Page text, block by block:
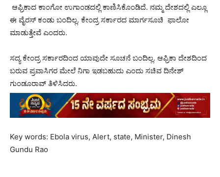
ಆಫ್ರಿಕಾದ ಕಾಂಗೋ ಉಗಾಂಡದಲ್ಲಿ ಕಾಣಿಸಿಕೊಂಡಿದೆ. ನಮ್ಮ ದೇಶದಲ್ಲಿ ಎಲ್ಲೂ
ಈ ವೈರಸ್ ಕಂಡು ಬಂದಿಲ್ಲ. ಕೇಂದ್ರ ಸರ್ಕಾರದ ಮಾರ್ಗಸೂಚಿ ಫಾಲೋ
ಮಾಡುತ್ತೇವೆ ಎಂದರು.
ಸದ್ಯ ಕೇಂದ್ರ ಸರ್ಕಾರದಿಂದ ಯಾವುದೇ ಸೂಚನೆ ಬಂದಿಲ್ಲ. ಆಫ್ರಿಕಾ ದೇಶದಿಂದ
ಬರುವ ಪ್ರವಾಸಿಗರ ಮೇಲೆ ನಿಗಾ ಇಡಬಹುದು ಎಂದು ಸಚಿವ ದಿನೇಶ್
ಗುಂಡೂರಾವ್ ತಿಳಿಸಿದರು.
Key words: Ebola virus, Alert, state, Minister, Dinesh
Gundu Rao